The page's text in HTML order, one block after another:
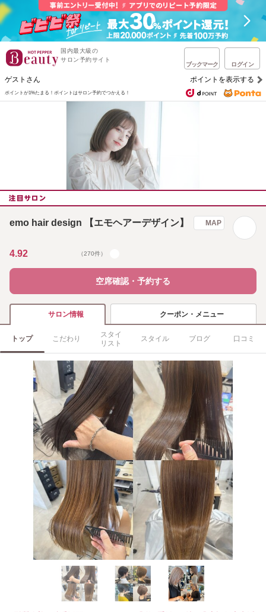
国内最大級の
サロン予約サイト
ブックマーク ログイン
ゲストさん ポイントを表示する
ポイントが1%たまる！ ポイントはサロン予約でつかえる！
emo hair design 【エモヘアーデザイン】 MAP
4.92 （270件）
空席確認・予約する
サロン情報 クーポン・メニュー
トップ こだわり
スタイ
リスト
スタイル ブログ 口コミ